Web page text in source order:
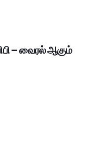
– வைரல் ஆகும்